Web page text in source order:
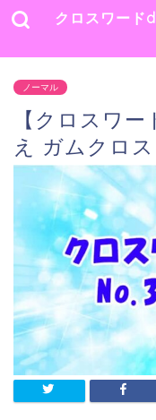
クロスワード
ノーマル
【クロスワ
え ガムクロス